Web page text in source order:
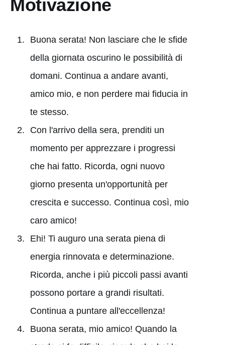
Motivazione
Buona serata! Non lasciare che le sfide
della giornata oscurino le possibilità di
domani. Continua a andare avanti,
amico mio, e non perdere mai fiducia in
te stesso.
Con l'arrivo della sera, prenditi un
momento per apprezzare i progressi
che hai fatto. Ricorda, ogni nuovo
giorno presenta un'opportunità per
crescita e successo. Continua così, mio
caro amico!
Ehi! Ti auguro una serata piena di
energia rinnovata e determinazione.
Ricorda, anche i più piccoli passi avanti
possono portare a grandi risultati.
Continua a puntare all'eccellenza!
Buona serata, mio amico! Quando la